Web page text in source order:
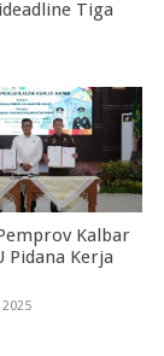
Tiga
Kalbar
Pidana Kerja